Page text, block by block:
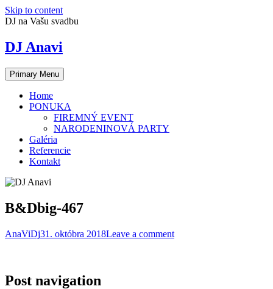
Skip to content
DJ na Vašu svadbu
DJ Anavi
Primary Menu
Home
PONUKA
FIREMNÝ EVENT
NARODENINOVÁ PARTY
Galéria
Referencie
Kontakt
B&Dbig-467
AnaViDj31. októbra 2018Leave a comment
Post navigation